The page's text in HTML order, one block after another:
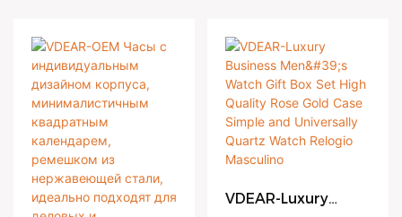
VDEAR-Luxury